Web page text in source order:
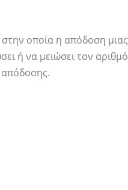
στην οποία η απόδοση μιας
ή να μειώσει τον αριθμό